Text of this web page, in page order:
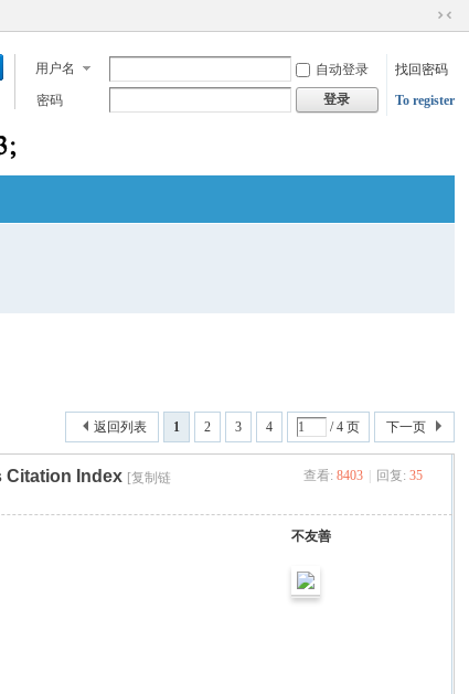
切
到
窄
用户名 自动登录
找回密码
密码
登录 To register
1 2 3 4 / 4 页 下一页
返回列表
Citation Index [复制链
查看: 8403 回复: 35
不友善